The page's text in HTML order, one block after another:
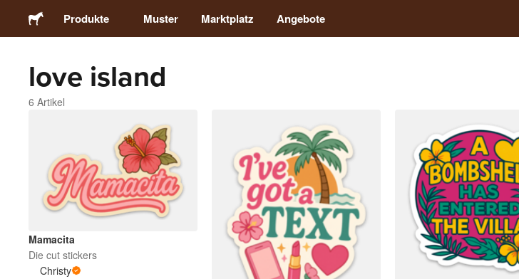
Produkte
Sticker
Magnete
Buttons
Muster Marktplatz Angebote
love island
6 Artikel
Mamacita
Die cut stickers
Christy